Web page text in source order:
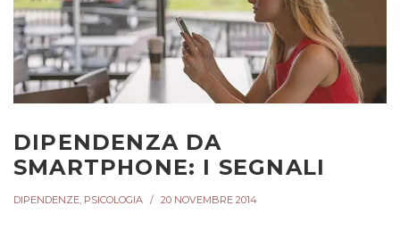
DIPENDENZA DA
SMARTPHONE: I SEGNALI
DIPENDENZE, PSICOLOGIA 20 NOVEMBRE 2014